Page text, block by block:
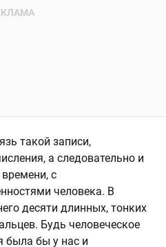
такой записи,
а следовательно и
с
человека. В
десяти длинных, тонких
Будь человеческое
была бы у нас и